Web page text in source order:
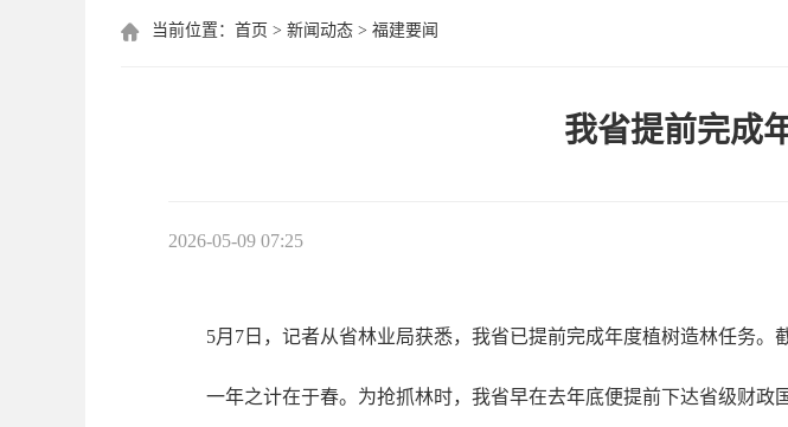
 当前位置： 首页 > 新闻动态 > 福建要闻
我省提前完成
2026-05-09 07:25
5月7日，记者从省林业局获悉，我省已提前完成年度植树造林任务。截
一年之计在于春。为抢抓林时，我省早在去年底便提前下达省级财政